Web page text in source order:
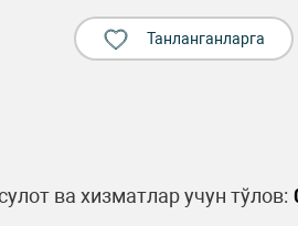
Танланганларга
ва хизматлар учун тўлов: